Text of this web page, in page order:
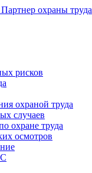
охраны труда
рисков
охраной труда
случаев
охране труда
осмотров